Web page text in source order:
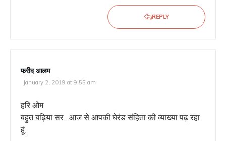
REPLY
फरीद आलम
January 2, 2019 at 9:55 am
हरि ओम
बहुत बढ़िया सर…आज से आपकी घेरंड संहिता की व्याख्या पढ़ रहा
हूं.